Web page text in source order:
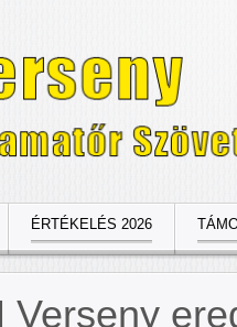
ÉRTÉKELÉS 2026
Verseny